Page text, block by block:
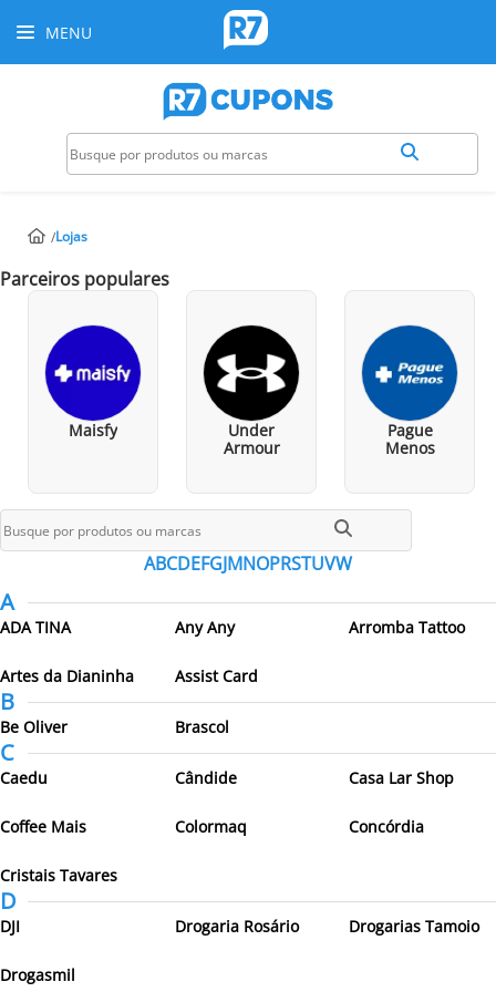
MENU
Lojas
Parceiros populares
Maisfy
Under
Armour
Pague
Menos
Todos os parceiros
ABCDEFGJMNOPRSTUVW
A
ADA TINA Any Any Arromba Tattoo
Artes da Dianinha Assist Card
B
Be Oliver Brascol
C
Caedu Cândide Casa Lar Shop
Coffee Mais Colormaq Concórdia
Cristais Tavares
D
DJI Drogaria Rosário Drogarias Tamoio
Drogasmil